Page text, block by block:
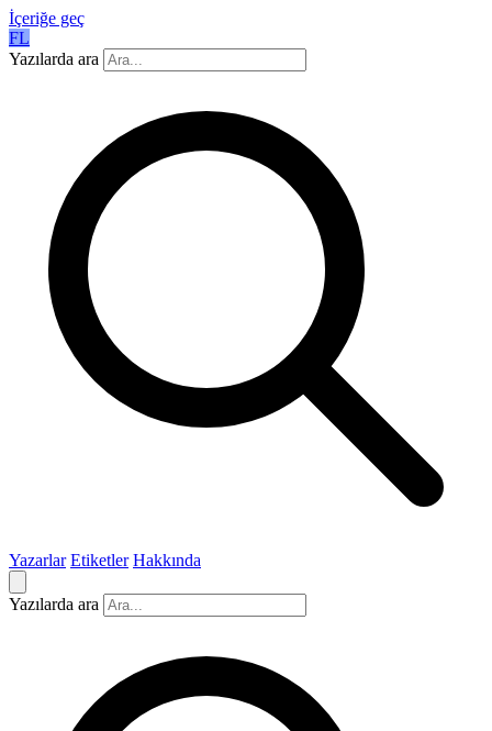
İçeriğe geç
FL
Yazılarda ara
Yazarlar Etiketler Hakkında
Yazılarda ara